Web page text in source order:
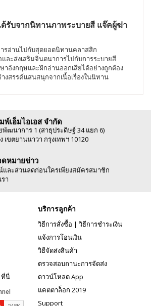
รับจากนิทานภาพระบายสี แจ๊คผู้ฆ่า
ารอ่านไปกับสุดยอดนิทานคลาสสิก
ละส่งเสริมจินตนาการไปกับการระบายสี
าอังกฤษและฝึกอ่านออกเสียได้อย่างถูกต้อง
งสรรค์แสนสนุกจากเนื้อเรื่องในนิทาน
เอ็มไอเอส จำกัด
พัฒนาการ 1 (สาธุประดิษฐ์ 34 แยก 6)
เขตยานนาวา กรุงเทพฯ 10120
หมายข่าว
ละส่วนลดก่อนใครเพียงสมัครสมาชิก
า
ที่นี่
บริการลูกค้า
วิธีการสั่งซื้อ | วิธีการชำระเงิน
แจ้งการโอนเงิน
วิธีจัดส่งสินค้า
ตรวจสอบถานะการจัดส่ง
ดาวน์โหลด App
แคตตาล็อก 2019
Support